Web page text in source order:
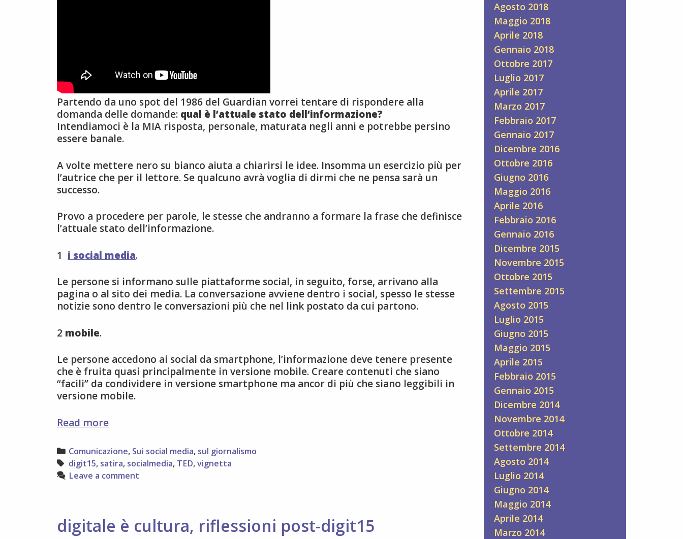
Partendo da uno spot del 1986 del Guardian vorrei tentare di rispondere alla
domanda delle domande: qual è l’attuale stato dell’informazione?
Intendiamoci è la MIA risposta, personale, maturata negli anni e potrebbe persino
essere banale.
A volte mettere nero su bianco aiuta a chiarirsi le idee. Insomma un esercizio più per
l’autrice che per il lettore. Se qualcuno avrà voglia di dirmi che ne pensa sarà un
successo.
Provo a procedere per parole, le stesse che andranno a formare la frase che definisce
l’attuale stato dell’informazione.
1 i social media.
Le persone si informano sulle piattaforme social, in seguito, forse, arrivano alla
pagina o al sito dei media. La conversazione avviene dentro i social, spesso le stesse
notizie sono dentro le conversazioni più che nel link postato da cui partono.
2 mobile.
Le persone accedono ai social da smartphone, l’informazione deve tenere presente
che è fruita quasi principalmente in versione mobile. Creare contenuti che siano
“facili” da condividere in versione smartphone ma ancor di più che siano leggibili in
versione mobile.
Read morel’
dell’informazione
e
del
giornalismo
Categories
Comunicazione, Sui social media, sul giornalismo
Tags
digit15, satira, socialmedia, TED,vignetta
Leave a comment
digitale è cultura, riflessioni post-digit15
Agosto 2018
Maggio 2018
Aprile 2018
Gennaio 2018
Ottobre 2017
Luglio 2017
Aprile 2017
Marzo 2017
Febbraio 2017
Gennaio 2017
Dicembre 2016
Ottobre 2016
Giugno 2016
Maggio 2016
Aprile 2016
Febbraio 2016
Gennaio 2016
Dicembre 2015
Novembre 2015
Ottobre 2015
Settembre 2015
Agosto 2015
Luglio 2015
Giugno 2015
Maggio 2015
Aprile 2015
Febbraio 2015
Gennaio 2015
Dicembre 2014
Novembre 2014
Ottobre 2014
Settembre 2014
Agosto 2014
Luglio 2014
Giugno 2014
Maggio 2014
Aprile 2014
Marzo 2014